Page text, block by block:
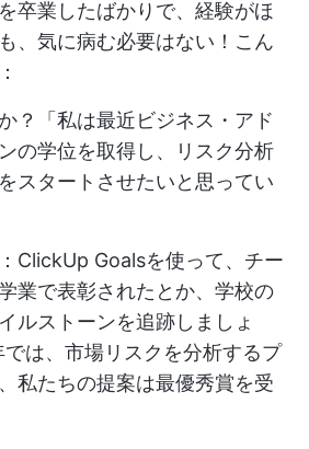
卒業したばかりで、経験がほ
、気に病む必要はない！こん
？「私は最近ビジネス・アド
の学位を取得し、リスク分析
スタートさせたいと思ってい
ClickUp Goalsを使って、チー
業で表彰されたとか、学校の
ルストーンを追跡しましょ
は、市場リスクを分析するプ
私たちの提案は最優秀賞を受